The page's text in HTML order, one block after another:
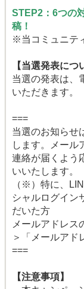
STEP2：6つの
稿！
※当コミュニテ
【当選発表につ
当選の発表は、
いただきます。
===
当選のお知らせ
します。メール
連絡が届くよう
いいたします。
（※）特に、
シャルログイン
だいた方
メールアドレス
＞「メールアド
===
【注意事項】